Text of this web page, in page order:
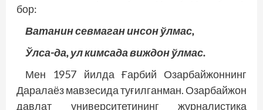
бор:
Ватанин севмаган инсон ўлмас,
Ўлса-да, ул кимсада виждон ўлмас.
Мен 1957 йилда Ғарбий Озарбайжоннинг
Даралаёз мавзесида туғилганман. Озарбайжон
давлат университетининг журналистика